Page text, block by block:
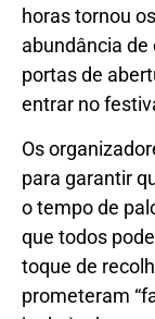
horas tornou
abundância
portas de
entrar no
Os
para garantir
o tempo de
que todos
toque de
prometeram